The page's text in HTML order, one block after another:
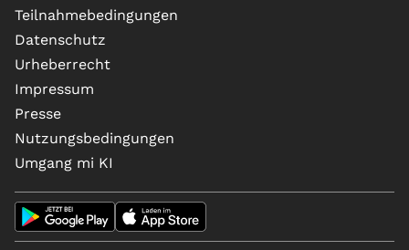
Teilnahmebedingungen
Datenschutz
Urheberrecht
Impressum
Presse
Nutzungsbedingungen
Umgang mi KI